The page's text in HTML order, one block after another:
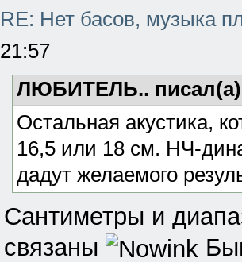
RE: Нет басов, музыка
21:57
ЛЮБИТЕЛЬ..
Остальная акустика,
16,5 или 18 см. НЧ-
дадут желаемого
Сантиметры и
связаны